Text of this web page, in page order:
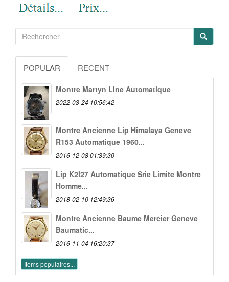
POPULAR RECENT
Montre Martyn Line Automatique
2022-03-24 10:56:42
Montre Ancienne Lip Himalaya Geneve
R153 Automatique 1960...
2016-12-08 01:39:30
Lip K2l27 Automatique Srie Limite Montre
Homme...
2018-02-10 12:49:36
Montre Ancienne Baume Mercier Geneve
Baumatic...
2016-11-04 16:20:37
Items populaires...